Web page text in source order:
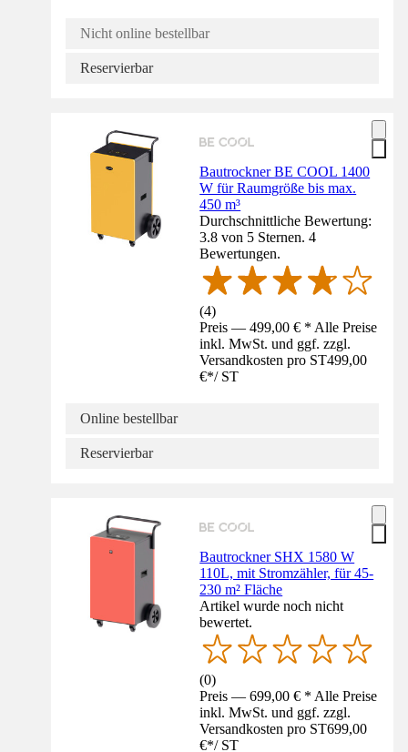
Nicht online bestellbar
Reservierbar
Bautrockner BE COOL 1400
W für Raumgröße bis max.
450 m³
Durchschnittliche Bewertung:
3.8 von 5 Sternen. 4
Bewertungen.
(4)
Preis — 499,00 € * Alle Preise
inkl. MwSt. und ggf. zzgl.
Versandkosten pro ST499,00
€*/ ST
Online bestellbar
Reservierbar
Bautrockner SHX 1580 W
110L, mit Stromzähler, für 45-
230 m² Fläche
Artikel wurde noch nicht
bewertet.
(0)
Preis — 699,00 € * Alle Preise
inkl. MwSt. und ggf. zzgl.
Versandkosten pro ST699,00
€*/ ST